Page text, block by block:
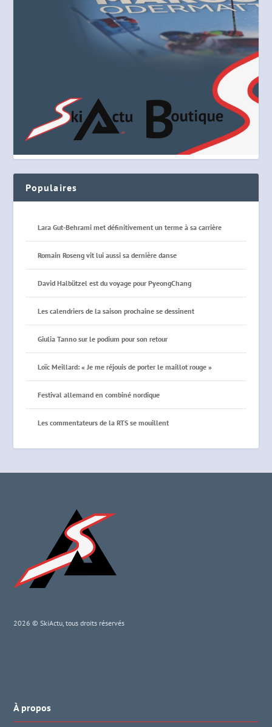
Populaires
Lara Gut-Behrami met définitivement un terme à sa carrière
Romain Roseng vit lui aussi sa dernière danse
David Halbützel est du voyage pour PyeongChang
Les calendriers de la saison prochaine se dessinent
Giulia Tanno sur le podium pour son retour
Loïc Meillard: « Je me réjouis de porter le maillot rouge »
Festival allemand en combiné nordique
Les commentateurs de la RTS se mouillent
2026 © SkiActu, tous droits réservés
À propos